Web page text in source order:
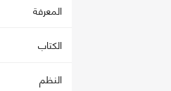
المعرفة
الكتاب
النظم